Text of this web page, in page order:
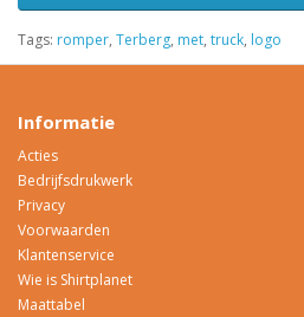
Tags: romper, Terberg, met, truck, logo
Informatie
Acties
Bedrijfsdrukwerk
Privacy
Voorwaarden
Klantenservice
Wie is Shirtplanet
Maattabel